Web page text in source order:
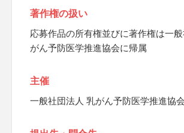
著作権の扱い
応募作品の所有権並びに著作権は一
がん予防医学推進協会に帰属
主催
一般社団法人 乳がん予防医学推進協会